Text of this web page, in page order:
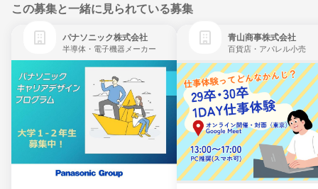
この募集と一緒に見られている募集
パナソニック株式会社
半導体・電子機器メーカー
青山商事株式会社
百貨店・アパレル小売